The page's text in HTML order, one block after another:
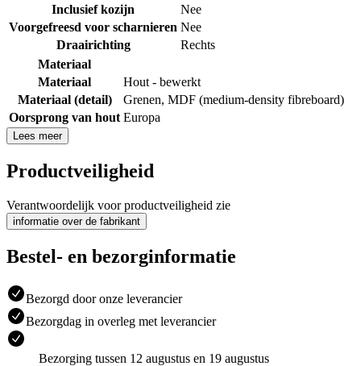
Inclusief kozijn
Nee
Voorgefreesd voor scharnieren Nee
Draairichting
Rechts
Materiaal
Materiaal
Hout - bewerkt
Materiaal (detail)
Grenen, MDF (medium-density fibreboard)
Oorsprong van hout Europa
Lees meer
Productveiligheid
Verantwoordelijk voor productveiligheid zie
informatie over de fabrikant
Bestel- en bezorginformatie
Bezorgd door onze leverancier
Bezorgdag in overleg met leverancier
Bezorging tussen 12 augustus en 19 augustus